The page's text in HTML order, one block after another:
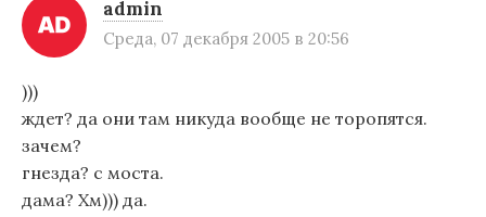
admin
Среда, 07 декабря 2005 в 20:56
)))
ждет? да они там никуда вообще не торопятся.
зачем?
гнезда? с моста.
дама? Хм))) да.